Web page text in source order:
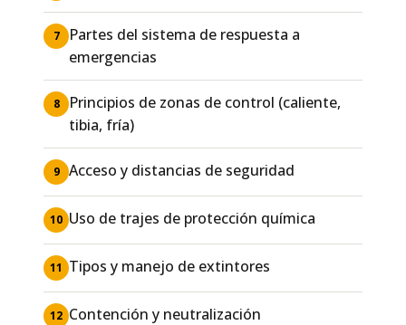
7
Partes del sistema de respuesta a
emergencias
8
Principios de zonas de control (caliente,
tibia, fría)
9 Acceso y distancias de seguridad
10 Uso de trajes de protección química
11 Tipos y manejo de extintores
12 Contención y neutralización